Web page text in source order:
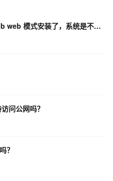
OceanBase中all in one 通过 odb web 模式安装了，系统是不是也具备sql命
问公网吗？
？